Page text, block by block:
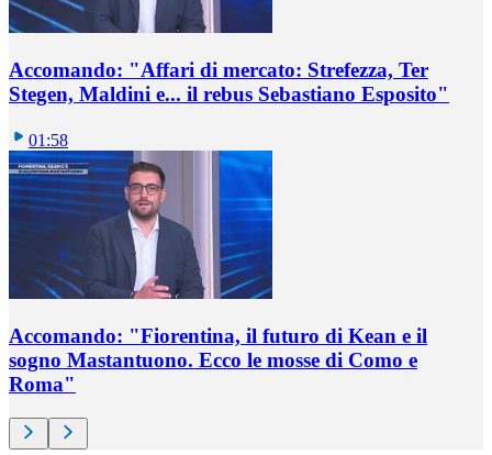
Accomando: "Affari di mercato: Strefezza, Ter
Stegen, Maldini e... il rebus Sebastiano Esposito"
01:58
Accomando: "Fiorentina, il futuro di Kean e il
sogno Mastantuono. Ecco le mosse di Como e
Roma"